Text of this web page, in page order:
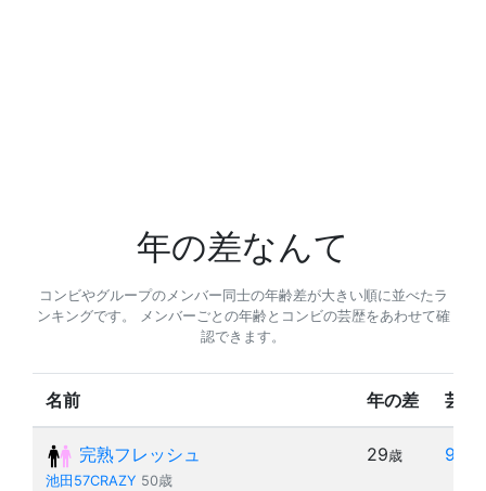
年の差なんて
コンビやグループのメンバー同士の年齢差が大きい順に並べたラ
ンキングです。 メンバーごとの年齢とコンビの芸歴をあわせて確
認できます。
名前 年の差 芸歴
完熟フレッシュ
池田57CRAZY 50歳
29歳 9